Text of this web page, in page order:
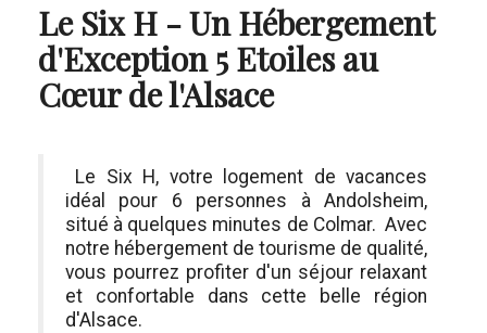
Le Six H - Un Hébergement
d'Exception 5 Etoiles au
Cœur de l'Alsace
Le Six H, votre logement de vacances
idéal pour 6 personnes à Andolsheim,
situé à quelques minutes de Colmar. Avec
notre hébergement de tourisme de qualité,
vous pourrez profiter d'un séjour relaxant
et confortable dans cette belle région
d'Alsace.